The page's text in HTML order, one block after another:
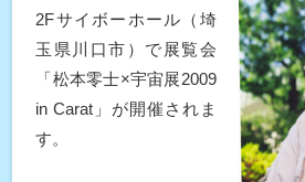
2Fサイボーホール（埼
玉県川口市）で展覧会
「松本零士×宇宙展2009
in Carat」が開催されま
す。